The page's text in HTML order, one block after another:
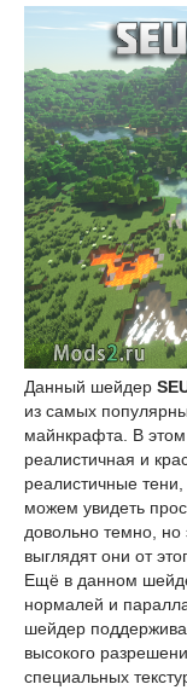
Данный шейдер
из самых
майнкрафта. В этом
реалистичная и
реалистичные
можем увидеть
довольно темно, но
выглядят они от
Ещё в данном
нормалей и
шейдер
высокого
специальных